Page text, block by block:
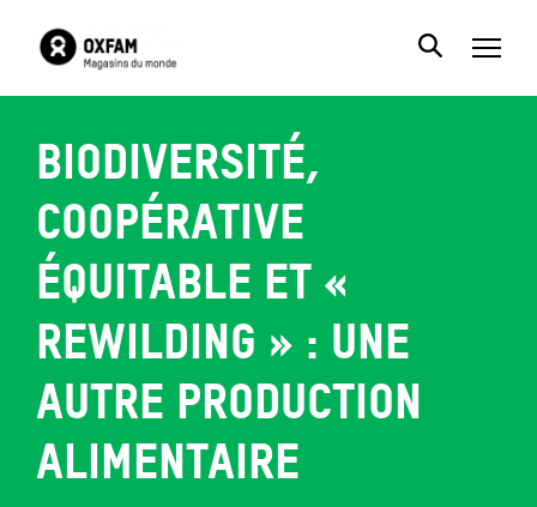
Biodiversité,
coopérative
équitable et «
rewilding » : une
autre production
alimentaire